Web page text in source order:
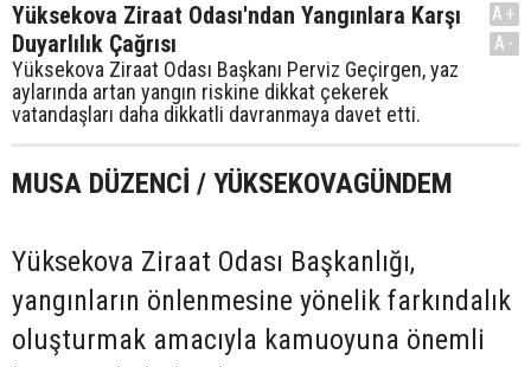
Yüksekova Ziraat Odası'ndan Yangınlara Karşı
Duyarlılık Çağrısı
Yüksekova Ziraat Odası Başkanı Perviz Geçirgen, yaz
aylarında artan yangın riskine dikkat çekerek
vatandaşları daha dikkatli davranmaya davet etti.
A+
A-
MUSA DÜZENCİ / YÜKSEKOVAGÜNDEM
Yüksekova Ziraat Odası Başkanlığı,
yangınların önlenmesine yönelik farkındalık
oluşturmak amacıyla kamuoyuna önemli